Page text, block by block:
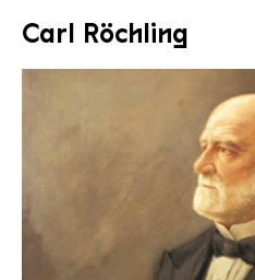
Carl Röchling